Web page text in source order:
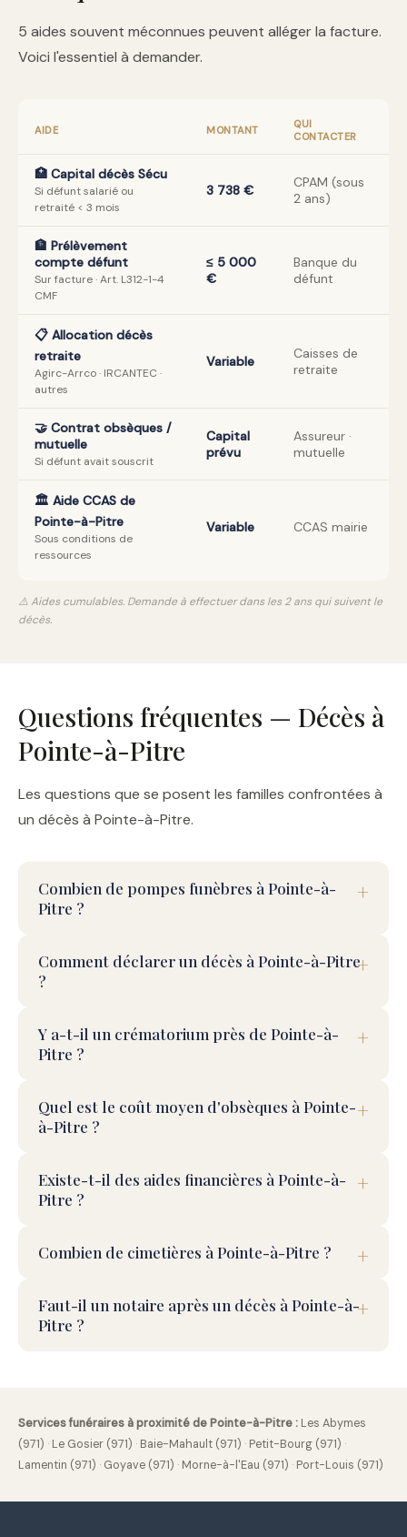
5 aides souvent méconnues peuvent alléger la facture.
Voici l'essentiel à demander.
AIDE MONTANT
QUI
CONTACTER
🏥 Capital décès Sécu
Si défunt salarié ou
retraité < 3 mois
3 738 €
CPAM (sous
2 ans)
🏦 Prélèvement
compte défunt
Sur facture · Art. L312-1-4
CMF
≤ 5 000
€
Banque du
défunt
📋 Allocation décès
retraite
Agirc-Arrco · IRCANTEC ·
autres
Variable
Caisses de
retraite
🤝 Contrat obsèques /
mutuelle
Si défunt avait souscrit
Capital
prévu
Assureur ·
mutuelle
🏛️ Aide CCAS de
Pointe-à-Pitre
Sous conditions de
ressources
Variable CCAS mairie
⚠️ Aides cumulables. Demande à effectuer dans les 2 ans qui suivent le
décès.
Questions fréquentes — Décès à
Pointe-à-Pitre
Les questions que se posent les familles confrontées à
un décès à Pointe-à-Pitre.
Combien de pompes funèbres à Pointe-à-
Pitre ?
Comment déclarer un décès à Pointe-à-Pitre
?
Y a-t-il un crématorium près de Pointe-à-
Pitre ?
Quel est le coût moyen d'obsèques à Pointe-
à-Pitre ?
Existe-t-il des aides financières à Pointe-à-
Pitre ?
Combien de cimetières à Pointe-à-Pitre ?
Faut-il un notaire après un décès à Pointe-à-
Pitre ?
Services funéraires à proximité de Pointe-à-Pitre : Les Abymes
(971) · Le Gosier (971) · Baie-Mahault (971) · Petit-Bourg (971) ·
Lamentin (971) · Goyave (971) · Morne-à-l'Eau (971) · Port-Louis (971)